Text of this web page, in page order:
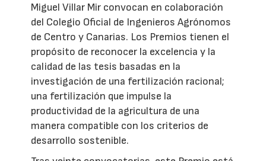
Miguel Villar Mir convocan en colaboración
del Colegio Oficial de Ingenieros Agrónomos
de Centro y Canarias. Los Premios tienen el
propósito de reconocer la excelencia y la
calidad de las tesis basadas en la
investigación de una fertilización racional;
una fertilización que impulse la
productividad de la agricultura de una
manera compatible con los criterios de
desarrollo sostenible.